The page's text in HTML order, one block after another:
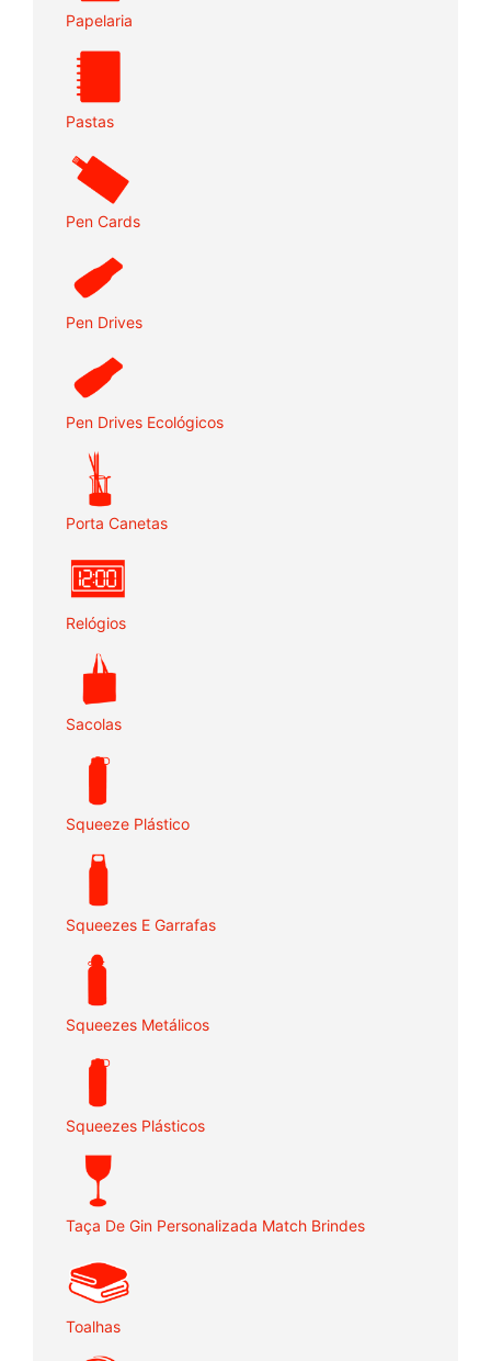
Papelaria
Pastas
Pen Cards
Pen Drives
Pen Drives Ecológicos
Porta Canetas
Relógios
Sacolas
Squeeze Plástico
Squeezes E Garrafas
Squeezes Metálicos
Squeezes Plásticos
Taça De Gin Personalizada Match Brindes
Toalhas